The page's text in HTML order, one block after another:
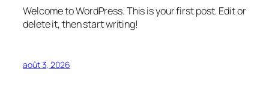
Welcome to WordPress. This is your first post. Edit or
delete it, then start writing!
août 3, 2026